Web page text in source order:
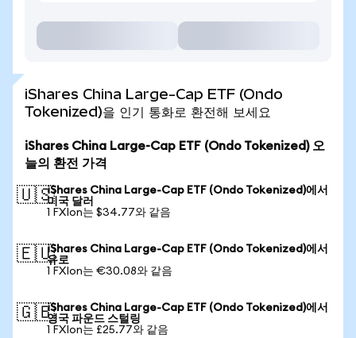
iShares China Large-Cap ETF (Ondo
Tokenized)을 인기 통화로 환전해 보세요
iShares China Large-Cap ETF (Ondo Tokenized) 오
늘의 환전 가격
🇺🇸iShares China Large-Cap ETF (Ondo Tokenized)에서
미국 달러
1 FXIon는 $34.77와 같음
🇪🇺iShares China Large-Cap ETF (Ondo Tokenized)에서
유로
1 FXIon는 €30.08와 같음
🇬🇧iShares China Large-Cap ETF (Ondo Tokenized)에서
영국 파운드 스털링
1 FXIon는 £25.77와 같음